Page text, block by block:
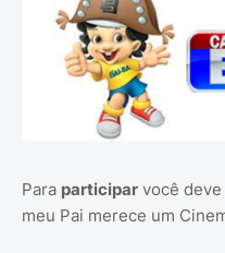
Para participar você
meu Pai merece um